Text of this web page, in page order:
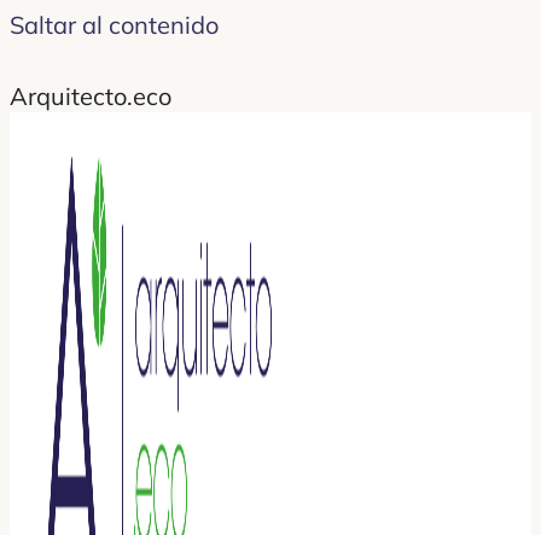
Saltar al contenido
Arquitecto.eco